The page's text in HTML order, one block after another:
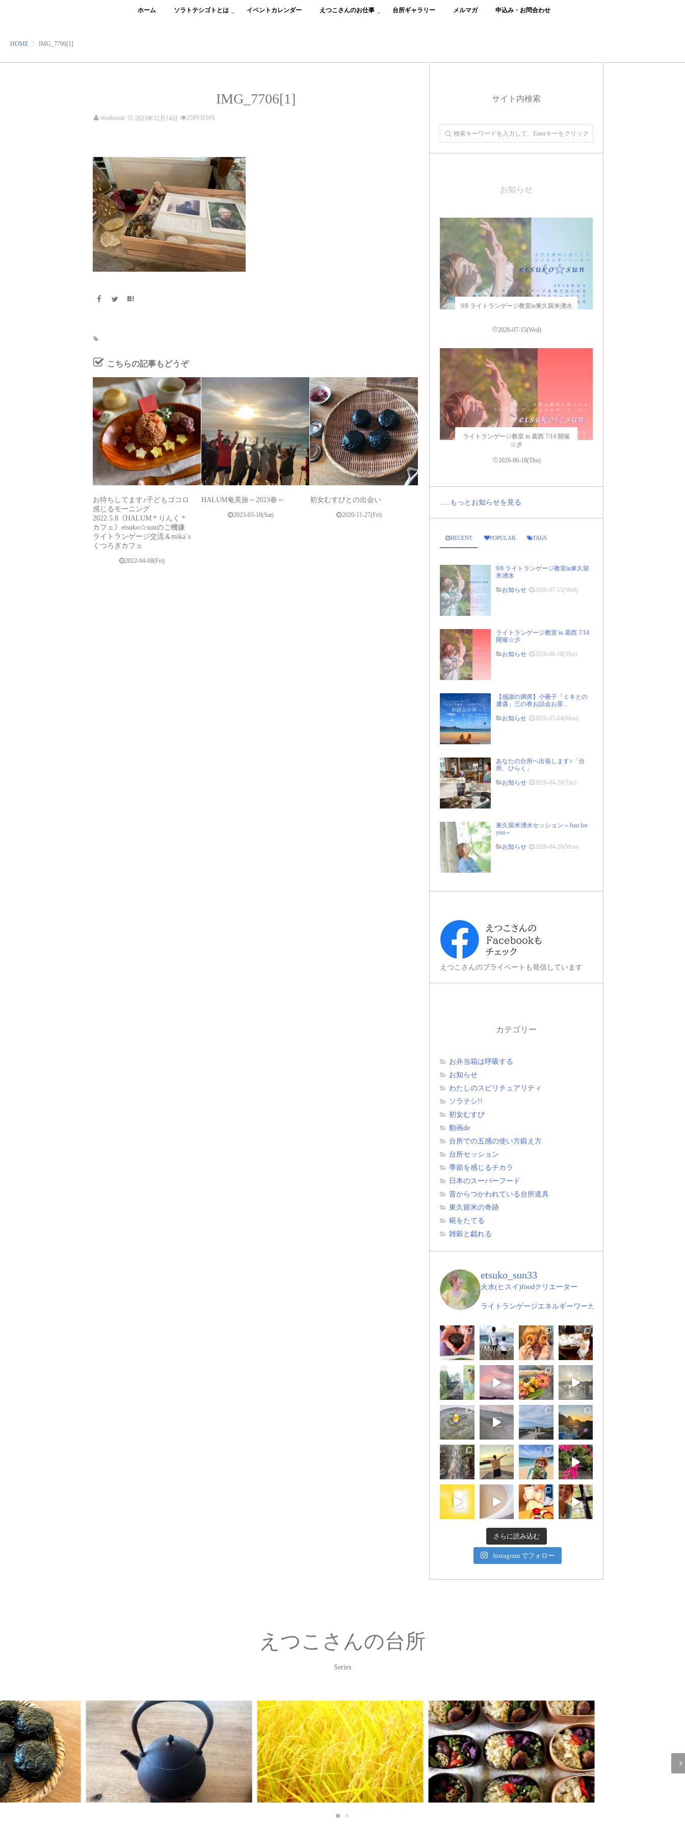
ホーム ソラトテシゴトとは イベントカレンダー えつこさんのお仕事 台所ギャラリー メルマガ 申込み・お問合わせ
HOME IMG_7706[1]
IMG_7706[1]
etsukosun 2023年12月14日 259VIEWS
こちらの記事もどうぞ
お待ちしてます♪子どもゴコロ
感じるモーニング
2022.5.8《HALUM＊りんく＊
カフェ》etsuko☆sunのご機嫌
ライトランゲージ交流＆mika`s
くつろぎカフェ
2022-04-08(Fri)
HALUM奄美旅～2023春～
2023-03-18(Sat)
初女むすびとの出会い
2020-11-27(Fri)
サイト内検索
お知らせ
9/8 ライトランゲージ教室in東久留米湧水
2026-07-15(Wed)
ライトランゲージ教室 in 葛西 7/14 開催
☆彡
2026-06-18(Thu)
.....もっとお知らせを見る
RECENT POPULAR TAGS
9/8 ライトランゲージ教室in東久留
米湧水
お知らせ
2026-07-15(Wed)
ライトランゲージ教室 in 葛西 7/14
開催☆彡
お知らせ
2026-06-18(Thu)
【感謝の満席】小冊子「ミキとの
遭遇」三の巻お話会お茶...
お知らせ
2026-05-04(Mon)
あなたの台所へ出張します♪「台
所、ひらく」
お知らせ
2026-04-28(Tue)
東久留米湧水セッション～Just for
you～
お知らせ
2026-04-20(Mon)
えつこさんのプライベートも発信しています
カテゴリー
お弁当箱は呼吸する
お知らせ
わたしのスピリチュアリティ
ソラテシ!!
初女むすび
動画de
台所での五感の使い方鍛え方
台所セッション
季節を感じるチカラ
日本のスーパーフード
昔からつかわれている台所道具
東久留米の奇跡
糀をたてる
雑穀と戯れる
etsuko_sun33
火水(ヒスイ)foodクリエーター
ライトランゲージエネルギーワーカー
さらに読み込む
Instagram でフォロー
えつこさんの台所
Series